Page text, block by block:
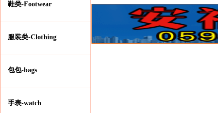
鞋类-Footwear
服装类-Clothing
包包-bags
手表-watch